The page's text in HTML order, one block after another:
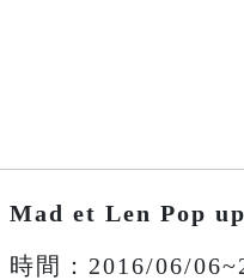
Mad et Len Pop
時間：2016/06/